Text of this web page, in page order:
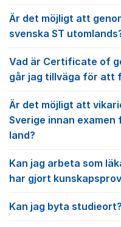
Är det möjligt att
svenska ST
Vad är Certificate of
går jag tillväga för att
Är det möjligt att
Sverige innan examen
land?
Kan jag arbeta som
har gjort
Kan jag byta studieort?